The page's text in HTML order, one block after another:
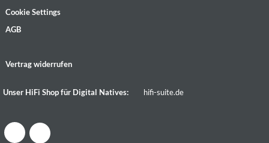
Cookie Settings
AGB
Vertrag widerrufen
Unser HiFi Shop für Digital Natives: hifi-suite.de